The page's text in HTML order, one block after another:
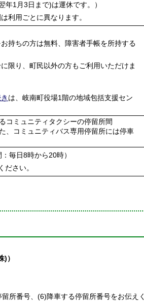
年1月3日まで)は運休です。）
利用ごとに異なります。
持ちの方は無料、障害者手帳を所持する
限り、町民以外の方もご利用いただけま
は、岐南町役場1階の地域包括支援セン
コミュニティタクシーの停留所間
、コミュニティバス専用停留所には停車
毎日8時から20時）
さい。
）
所番号、(6)降車する停留所番号をお伝えく